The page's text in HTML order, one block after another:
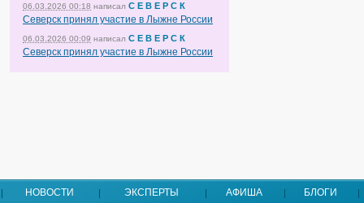
06.03.2026 00:18 написал С Е В Е Р С К
Северск принял участие в Лыжне России
06.03.2026 00:09 написал С Е В Е Р С К
Северск принял участие в Лыжне России
НОВОСТИ ЭКСПЕРТЫ АФИША БЛОГИ